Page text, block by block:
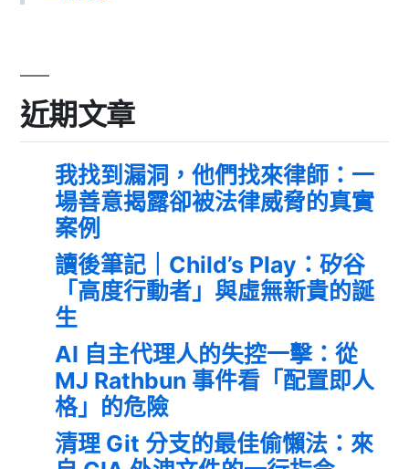
近期文章
我找到漏洞，他們找來律師：一
場善意揭露卻被法律威脅的真實
案例
讀後筆記｜Child’s Play：矽谷
「高度行動者」與虛無新貴的誕
生
AI 自主代理人的失控一擊：從
MJ Rathbun 事件看「配置即人
格」的危險
清理 Git 分支的最佳偷懶法：來